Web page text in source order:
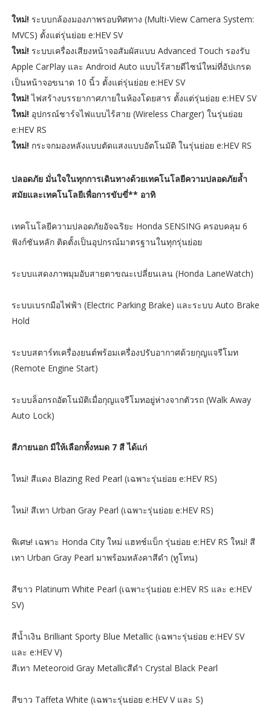
ใหม่!ระบบกล้องมองภาพรอบทิศทาง (Multi-View Camera System:
MVCS) ตั้งแต่รุ่นย่อย e:HEV SV
ใหม่!ระบบเครื่องเสียงหน้าจอสัมผัสแบบ Advanced Touch รองรับ
Apple CarPlay และ Android Auto แบบไร้สายดีไซน์ใหม่ที่อัปเกรด
เป็นหน้าจอขนาด 10 นิ้ว ตั้งแต่รุ่นย่อย e:HEV SV
ใหม่!ไฟสร้างบรรยากาศภายในห้องโดยสาร ตั้งแต่รุ่นย่อย e:HEV SV
ใหม่!อุปกรณ์ชาร์จไฟแบบไร้สาย (Wireless Charger) ในรุ่นย่อย
e:HEV RS
ใหม่! กระจกมองหลังแบบตัดแสงแบบอัตโนมัติ ในรุ่นย่อย e:HEV RS
ปลอดภัย มั่นใจในทุกการเดินทางด้วยเทคโนโลยีความปลอดภัยล้ำ
สมัยและเทคโนโลยีเพื่อการขับขี่** อาทิ
เทคโนโลยีความปลอดภัยอัจฉริยะ Honda SENSING ครอบคลุม 6
ฟังก์ชันหลัก ติดตั้งเป็นอุปกรณ์มาตรฐานในทุกรุ่นย่อย
ระบบแสดงภาพมุมอับสายตาขณะเปลี่ยนเลน (Honda LaneWatch)
ระบบเบรกมือไฟฟ้า (Electric Parking Brake) และระบบ Auto Brake
Hold
ระบบสตาร์ทเครื่องยนต์พร้อมเครื่องปรับอากาศด้วยกุญแจรีโมท
(Remote Engine Start)
ระบบล็อกรถอัตโนมัติเมื่อกุญแจรีโมทอยู่ห่างจากตัวรถ (Walk Away
Auto Lock)
สีภายนอก มีให้เลือกทั้งหมด 7 สี ได้แก่
ใหม่! สีแดง Blazing Red Pearl (เฉพาะรุ่นย่อย e:HEV RS)
ใหม่! สีเทา Urban Gray Pearl (เฉพาะรุ่นย่อย e:HEV RS)
พิเศษ! เฉพาะ Honda City ใหม่ แฮทช์แบ็ก รุ่นย่อย e:HEV RS ใหม่! สี
เทา Urban Gray Pearl มาพร้อมหลังคาสีดำ (ทูโทน)
สีขาว Platinum White Pearl (เฉพาะรุ่นย่อย e:HEV RS และ e:HEV
SV)
สีน้ำเงิน Brilliant Sporty Blue Metallic (เฉพาะรุ่นย่อย e:HEV SV
และ e:HEV V)
สีเทา Meteoroid Gray Metallicสีดำ Crystal Black Pearl
สีขาว Taffeta White (เฉพาะรุ่นย่อย e:HEV V และ S)